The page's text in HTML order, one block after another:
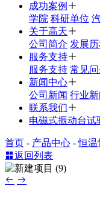
成功案例
学院 科研单位
关于高天
公司简介 发展
服务支持
服务支持 常见
新闻中心
公司新闻 行业新
联系我们
电磁式振动台试
首页 - 产品中心 -恒温
返回列表